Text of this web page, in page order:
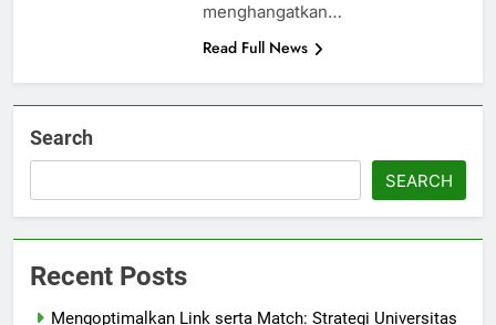
menghangatkan…
Read Full News
Search
SEARCH
Recent Posts
Mengoptimalkan Link serta Match: Strategi Universitas